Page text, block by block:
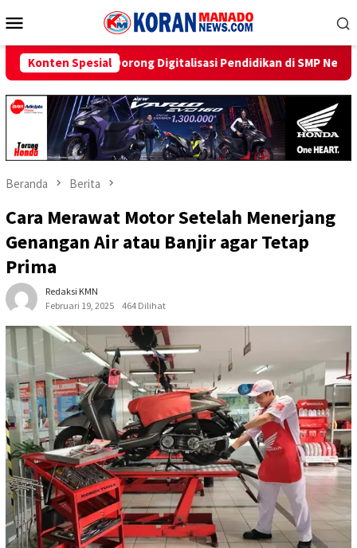
ke
Mobile
Konten Spesial
Digitalisasi Pendidikan di SMP Negeri 1 Palu Lewat Program
Beranda Berita
Cara Merawat Motor Setelah Menerjang
Genangan Air atau Banjir agar Tetap
Prima
Redaksi KMN
Februari 19, 2025
464 Dilihat